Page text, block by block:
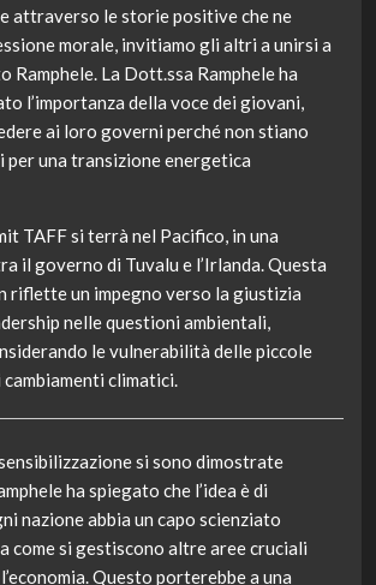
attraverso le storie positive che ne
morale, invitiamo gli altri a unirsi a
Ramphele. La Dott.ssa Ramphele ha
l’importanza della voce dei giovani,
ai loro governi perché non stiano
per una transizione energetica
TAFF si terrà nel Pacifico, in una
il governo di Tuvalu e l’Irlanda. Questa
riflette un impegno verso la giustizia
nelle questioni ambientali,
le vulnerabilità delle piccole
climatici.
si sono dimostrate
ha spiegato che l’idea è di
nazione abbia un capo scienziato
come si gestiscono altre aree cruciali
Questo porterebbe a una